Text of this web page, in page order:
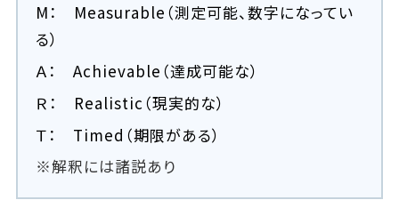
M： Measurable（測定可能、数字になってい
る）
Ａ： Achievable（達成可能な）
Ｒ： Realistic（現実的な）
Ｔ： Timed（期限がある）
※解釈には諸説あり